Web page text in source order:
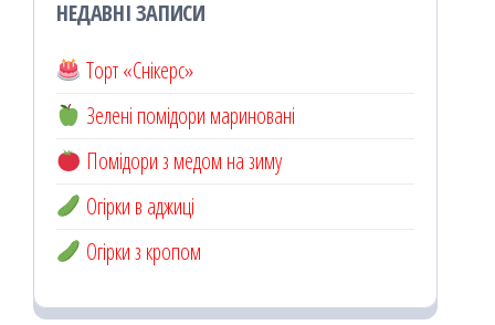
НЕДАВНІ ЗАПИСИ
Торт «Снікерс»
Зелені помідори мариновані
Помідори з медом на зиму
Огірки в аджиці
Огірки з кропом